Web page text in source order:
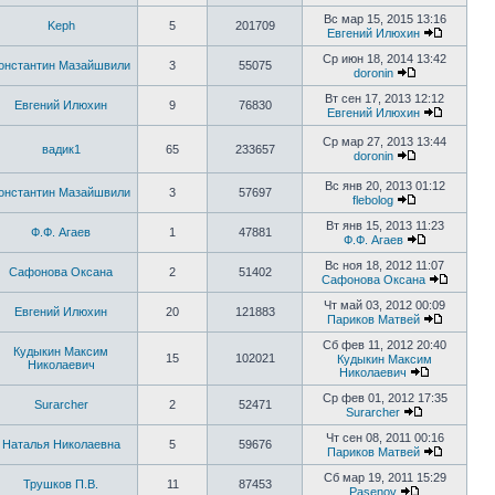
Keph 5 201709
Вс мар 15, 2015 13:16
Евгений Илюхин
Мазайшвили 3 55075
Ср июн 18, 2014 13:42
doronin
Евгений Илюхин 9 76830
Вт сен 17, 2013 12:12
Евгений Илюхин
вадик1 65 233657
Ср мар 27, 2013 13:44
doronin
Мазайшвили 3 57697
Вс янв 20, 2013 01:12
flebolog
Ф.Ф. Агаев 1 47881
Вт янв 15, 2013 11:23
Ф.Ф. Агаев
Сафонова Оксана 2 51402
Вс ноя 18, 2012 11:07
Сафонова Оксана
Евгений Илюхин 20 121883
Чт май 03, 2012 00:09
Париков Матвей
Кудыкин Максим
Николаевич
15 102021
Сб фев 11, 2012 20:40
Кудыкин Максим
Николаевич
Surarcher 2 52471
Ср фев 01, 2012 17:35
Surarcher
Наталья Николаевна 5 59676
Чт сен 08, 2011 00:16
Париков Матвей
Трушков П.В. 11 87453
Сб мар 19, 2011 15:29
Pasenov